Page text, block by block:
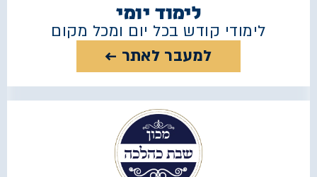
לימוד יומי
לימודי קודש בכל יום ומכל מקום
למעבר לאתר ←